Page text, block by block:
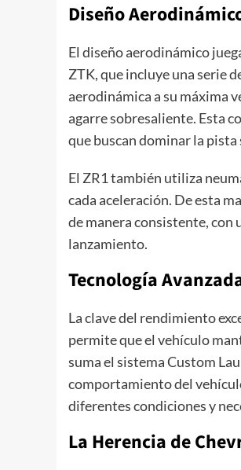
Diseño
El diseño aerodinámico
ZTK, que incluye una serie
aerodinámica a su máxima
agarre sobresaliente. Esta
que buscan dominar la
El ZR1 también utiliza
cada aceleración. De esta
de manera consistente, con
lanzamiento.
Tecnología
La clave del rendimiento
permite que el vehículo
suma el sistema Custom
comportamiento del
diferentes condiciones y
La Herencia de